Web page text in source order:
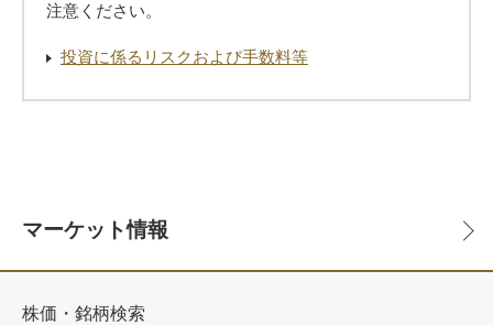
注意ください。
投資に係るリスクおよび手数料等
マーケット情報
株価・銘柄検索